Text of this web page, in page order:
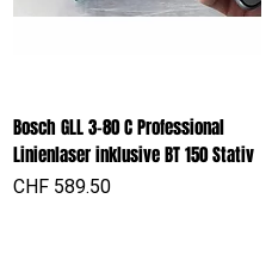
Bosch GLL 3-80 C Professional
Linienlaser inklusive BT 150 Stativ
Preis
CHF 589.50